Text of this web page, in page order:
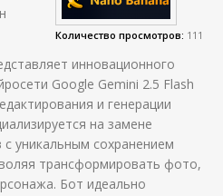
Количество просмотров: 111
инновационного
Google Gemini 2.5 Flash
и генерации
на замене
уникальным сохранением
трансформировать фото,
Бот идеально